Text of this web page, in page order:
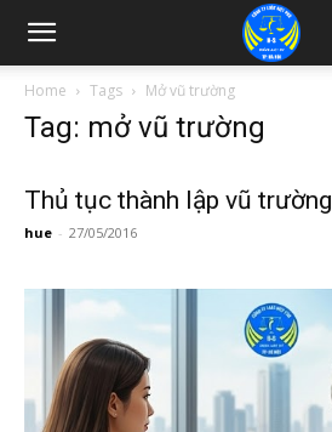
Home Tags Mở vũ trường
Tag: mở vũ trường
Thủ tục thành lập vũ trường
hue - 27/05/2016